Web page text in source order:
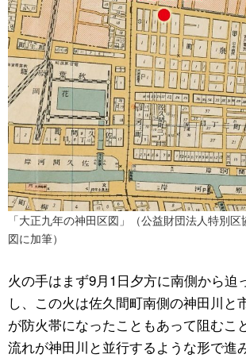
「大正九年の神田区図」（公益財団法人特別
図に加筆）
火の手はまず9月1日夕方に南側から迫
し、この火は佐久間町南側の神田川と
が防火帯になったこともあって阻むこ
流れが神田川と並行するような形で進